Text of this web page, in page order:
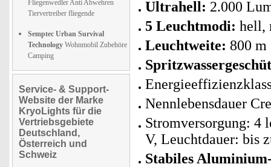
Fliegenwedler Anti Abwehren
Tiervertreiber fliegende
Semptec Urban Survival
Technology Wohnmobil Zubehöre
Camping
Service- & Support-
Website der Marke
KryoLights für die
Vertriebsgebiete
Deutschland,
Österreich und
Schweiz
Ultrahell: 2.000
5 Leuchtmodi: hell,
Leuchtweite: 800 m
Nennlebensdauer
Stromversorgung: 4
V, Leuchtdauer: bis
Stabiles